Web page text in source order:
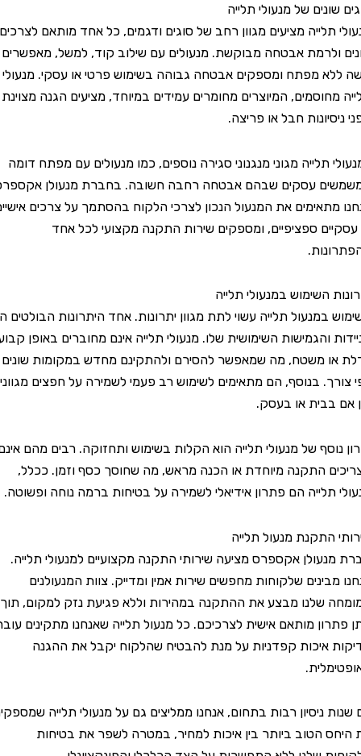
של מנעולי תלייה
מציעים מגוון רחב של סוגים ודגמים, כל אחד מותאם לצרכים
אבטחה מבוקשת. מנעולים עם שילוב קוד, למשל, מאפשרים
מפתח ומספקים אבטחה גבוהה בשימוש פרטי או עסקי. מנעולי
המיוצרים מחומרים עמידים במיוחד, מציעים הגנה מצוינת
חבל או פריצה.
תלייה מגוני מנגנוני סגירה נוספים, כמו מנעולים עם מפתח דומה
עסקים שבהם אבטחה רחבה חשובה. בחברת מנעולן אקספרס,
את המנעול הנכון לצרכי הלקוח בהסתמך על צרכים אישיים
ספציפיים, ומספקים שירות התקנה מקצועי לכל אחד
השימוש במנעולי תלייה
תלייה עשוי לתת מגוון יתרונות. אחד היתרונות הבולטים הוא
והגמישות השימושית שלו. מנעולי תלייה אינם מחוברים באופן קבוע
משטח, מה שמאפשר להסירם ולהתקינם מחדש במקומות שונים
בנוסף, הם מתאימים לשימוש רב פעמי לשמירה על חפצים מגוונים,
או בעסק.
של מנעולי תלייה הוא הקלות בשימוש ותחזוקה. רבים מהם אינם
התקנה מיוחדת או הכנה מראש, מה שחוסך כסף וזמן. ככלל,
הם פתרון אידיאלי לשמירה על בטיחות ברמה נוחה ופשוטה.
מנעול תלייה
אקספרס מציעה שירותי התקנה מקצועיים למנעולי תלייה.
שלקוחות מחפשים שירות אמין ומדייק. צוות המנעולנים
שלנו מבצע את ההתקנה במהירות וללא פגיעת נזק למקום, תוך
מותאם אישית לצרכיכם. כל מנעול תלייה שאנחנו מתקינים עובר
איכות קפדניות על מנת להבטיח שהלקוח יקבל את ההגנה
ניסיון רבות בתחום, אנחנו ממליצים גם על מנעולי תלייה שמספקים
הטוב ביותר בין איכות למחיר, במטרה לשפר את בטיחות